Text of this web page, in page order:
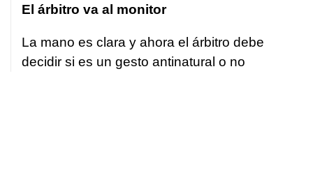
El árbitro va al monitor
La mano es clara y ahora el árbitro debe
decidir si es un gesto antinatural o no